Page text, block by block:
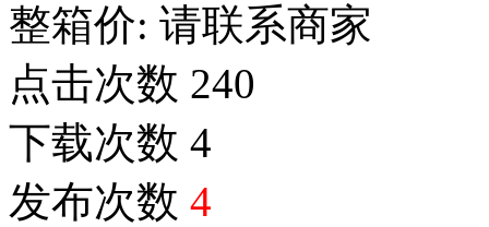
整箱价: 请联系商家
点击次数 240
下载次数 4
发布次数 4